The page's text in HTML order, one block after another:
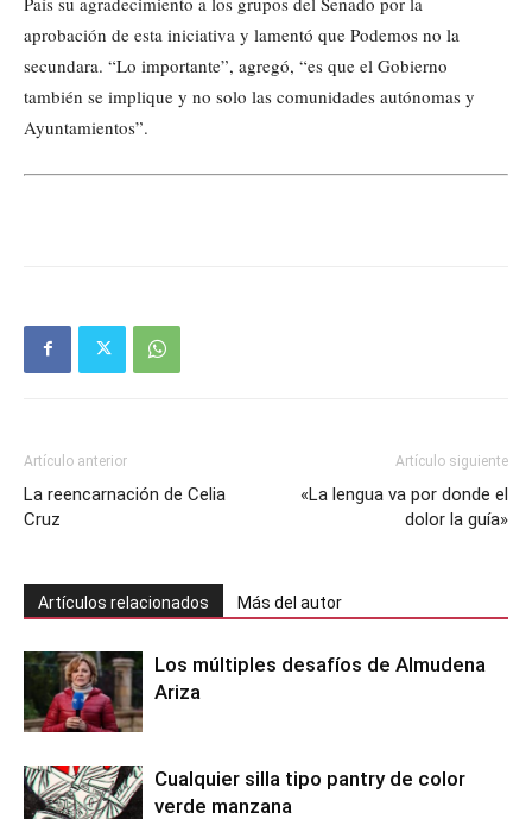
aprobación de esta iniciativa y lamentó que Podemos no la
secundara. “Lo importante”, agregó, “es que el Gobierno
también se implique y no solo las comunidades autónomas y
Ayuntamientos”.
Artículo anterior
La reencarnación de Celia
Cruz
Artículo siguiente
«La lengua va por donde el
dolor la guía»
Artículos relacionados Más del autor
Los múltiples desafíos de Almudena
Ariza
Cualquier silla tipo pantry de color
verde manzana